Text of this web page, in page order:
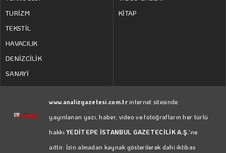
TURİZM
TEKSTİL
HAVACILIK
DENİZCİLİK
SANAYİ
KİTAP
www.analizgazetesi.com.trinternet sitesinde
yayınlanan yazı, haber, video ve fotoğrafların her türlü
hakkıYEDİTEPE İSTANBUL GAZETECİLİK A.Ş.'ne
aittir. İzin almadan kaynak gösterilerek dahi iktibas